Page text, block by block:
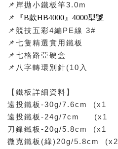
📌岸拋小鐵板竿3.0m
📌
『B款HB4000』4000型號
📌競技五彩4編PE線 3#
📌七隻精選實用鐵板
📌七格路亞硬盒
📌八字轉環別針(10入
【鐵板詳細資料】
遠投鐵板-30g/7.6cm (x1
遠投鐵板-24g/7cm (x1
刀鋒鐵板-20g/5.8cm (x1
微克鐵板(綠)20g/5.8cm (x2